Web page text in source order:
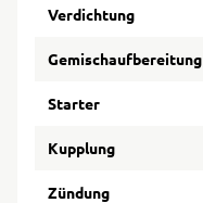
Verdichtung
Gemischaufbereitung
Starter
Kupplung
Zündung